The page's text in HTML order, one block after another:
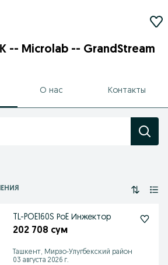
-- Microlab -- GrandStream
О нас Контакты
TL-POE160S РоE Инжектор
202 708 сум
Ташкент, Мирзо-Улугбекский район
03 августа 2026 г.